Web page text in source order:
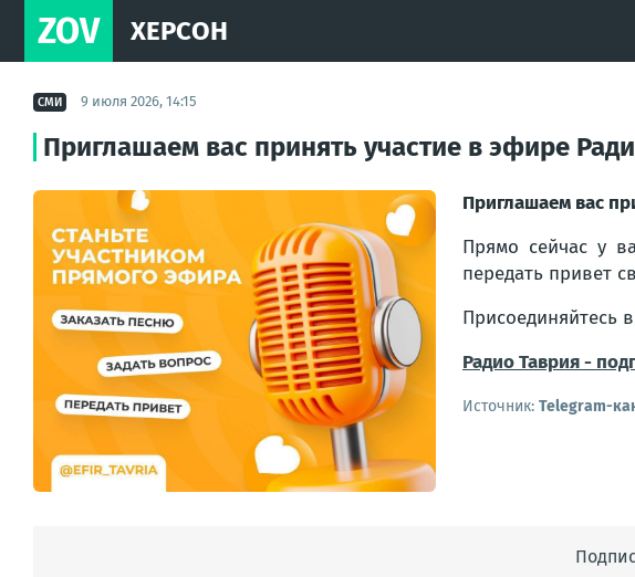
ZOV ХЕРСОН
СМИ 9 июля 2026, 14:15
Приглашаем вас принять участие в эфире
Приглашаем вас
Прямо сейчас у
передать привет
Присоединяйтесь в
Радио Таврия -
Источник: Telegram-